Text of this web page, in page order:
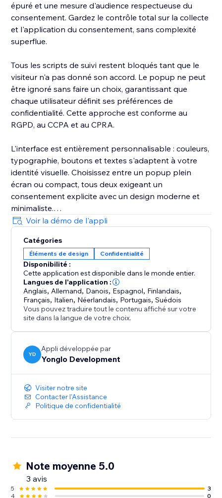
épuré et une mesure d'audience respectueuse du
consentement. Gardez le contrôle total sur la collecte
et l'application du consentement, sans complexité
superflue.
Tous les scripts de suivi restent bloqués tant que le
visiteur n'a pas donné son accord. Le popup ne peut
être ignoré sans faire un choix, garantissant que
chaque utilisateur définit ses préférences de
confidentialité. Cette approche est conforme au
RGPD, au CCPA et au CPRA.
L'interface est entièrement personnalisable : couleurs,
typographie, boutons et textes s'adaptent à votre
identité visuelle. Choisissez entre un popup plein
écran ou compact, tous deux exigeant un
consentement explicite avec un design moderne et
minimaliste.
Idéal pour les propriétaires de sites, petites
entreprises et agences recherchant une solution
fiable, axée sur la conformité et la confiance des
utilisateurs. Version gratuite disponible.
Voir la démo de l'appli
Catégories
Éléments de design Confidentialité
Disponibilité :
Cette application est disponible dans le monde entier.
Langues de l'application :
Anglais, Allemand, Danois, Espagnol, Finlandais,
Français, Italien, Néerlandais, Portugais,Suédois
Vous pouvez traduire tout le contenu affiché sur votre
site dans la langue de votre choix.
YD
Appli développée par
Yonglo Development
Visiter notre site
Contacter l'Assistance
Politique de confidentialité
Note moyenne 5.0
3 avis
5
3
4
0